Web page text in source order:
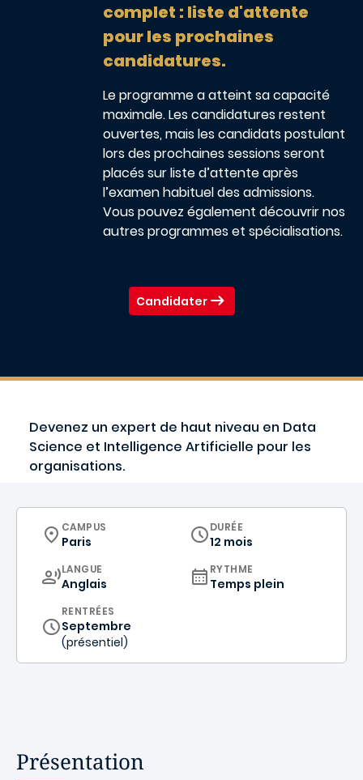
complet : liste d'attente
pour les prochaines
candidatures.
Le programme a atteint sa capacité
maximale. Les candidatures restent
ouvertes, mais les candidats postulant
lors des prochaines sessions seront
placés sur liste d’attente après
l’examen habituel des admissions.
Vous pouvez également découvrir nos
autres programmes et spécialisations.
Candidater
Devenez un expert de haut niveau en Data
Science et Intelligence Artificielle pour les
organisations.
CURRICULUM
CAMPUS
Paris
DURÉE
12 mois
CURRICULUM
LANGUE
Anglais
RYTHME
Temps plein
RENTRÉES
Septembre
(présentiel)
Présentation